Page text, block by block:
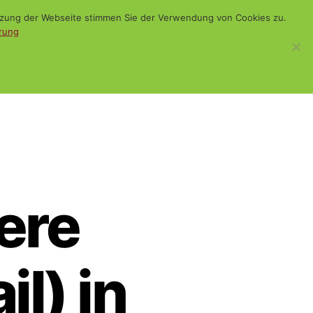
in
der Webseite stimmen Sie der Verwendung von Cookies zu.